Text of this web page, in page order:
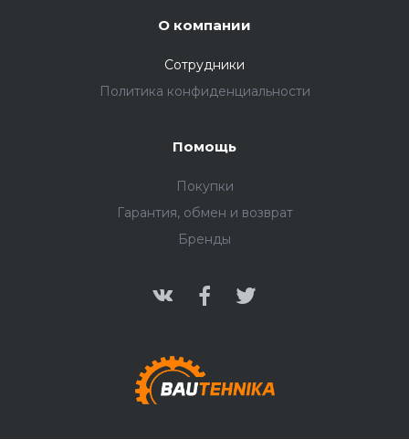
О компании
Сотрудники
Политика конфиденциальности
Помощь
Покупки
Гарантия, обмен и возврат
Бренды